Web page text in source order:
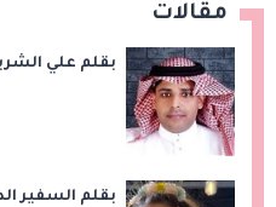
مقالات
بقلم علي
بقلم السفير